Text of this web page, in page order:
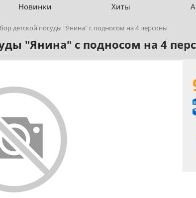
Новинки Хиты
детской посуды "Янина" с подносом на 4 персоны
"Янина" с подносом на 4